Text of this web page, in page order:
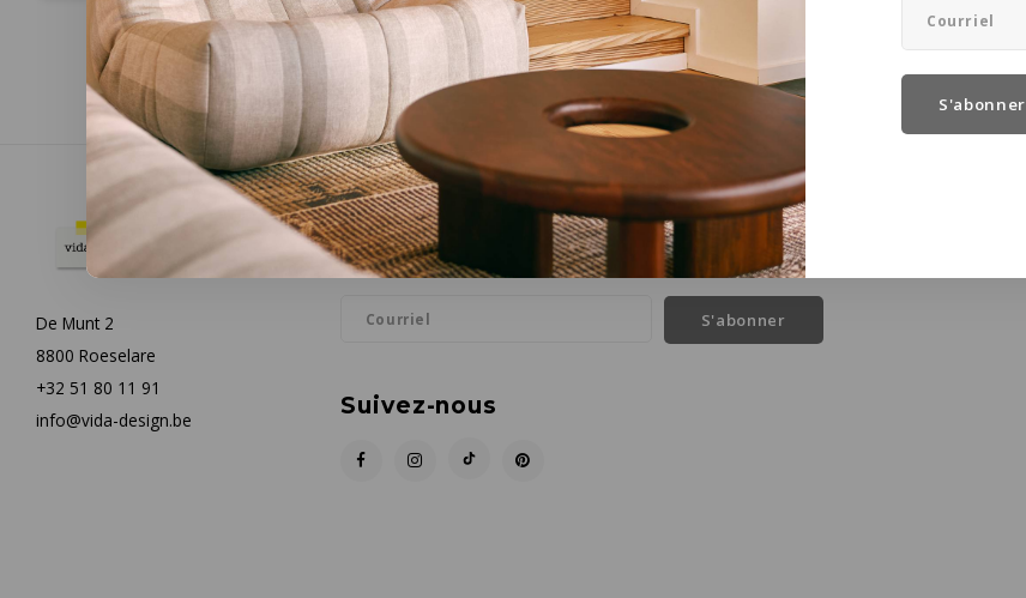
S'abonner
De Munt 2
8800 Roeselare
+32 51 80 11 91
info@vida-design.be
Infolettre
Restez informé par courriel des dernières nouvelles et des offres sur les produits
S'abonner
Suivez-nous